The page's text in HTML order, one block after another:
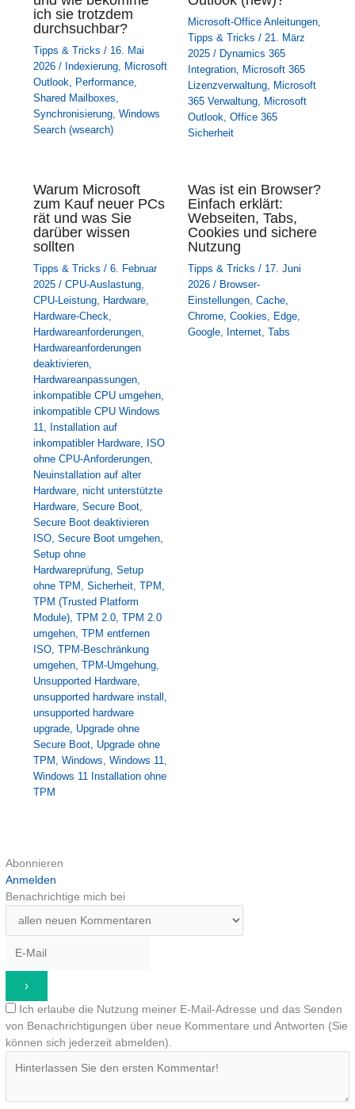
ich sie trotzdem
durchsuchbar?
Tipps & Tricks / 16. Mai
2026 / Indexierung,
Microsoft
Outlook
Performance,
Shared Mailboxes
Synchronisierung, Windows
Search (wsearch)
Microsoft-Office Anleitungen,
Tipps & Tricks / 21. März
2025 / Dynamics 365
Integration,
Microsoft 365
Lizenzverwaltung,
Microsoft
365 Verwaltung,
Microsoft
Outlook Office 365
Sicherheit
Warum Microsoft
zum Kauf neuer PCs
rät und was Sie
darüber wissen
sollten
Tipps & Tricks / 6. Februar
2025 / CPU-Auslastung,
CPU-Leistung, Hardware,
Hardware-Check,
Hardwareanforderungen,
Hardwareanforderungen
deaktivieren,
Hardwareanpassungen,
inkompatible CPU umgehen,
inkompatible CPU Windows
11, Installation auf
inkompatibler Hardware, ISO
ohne CPU-Anforderungen,
Neuinstallation auf alter
Hardware, nicht unterstützte
Hardware, Secure Boot,
Secure Boot deaktivieren
ISO, Secure Boot umgehen,
Setup ohne
Hardwareprüfung, Setup
ohne TPM , Sicherheit, TPM ,
TPM (Trusted Platform
Module), TPM 2.0, TPM 2.0
umgehen, TPM entfernen
ISO, TPM-Beschränkung
umgehen, TPM-Umgehung,
Unsupported Hardware,
unsupported hardware install ,
unsupported hardware
upgrade, Upgrade ohne
Secure Boot, Upgrade ohne
TPM , Windows, Windows 11,
Windows 11 Installation ohne
TPM
Was ist ein Browser?
Einfach erklärt:
Webseiten, Tabs,
Cookies und sichere
Nutzung
Tipps & Tricks / 17. Juni
2026 / Browser-
Einstellungen, Cache,
Chrome, Cookies, Edge,
Google, Internet, Tabs
Abonnieren
Anmelden
Benachrichtige mich bei
Ich erlaube die Nutzung meiner E-Mail-Adresse und das Senden
von Benachrichtigungen über neue Kommentare und Antworten (Sie
können sich jederzeit abmelden).